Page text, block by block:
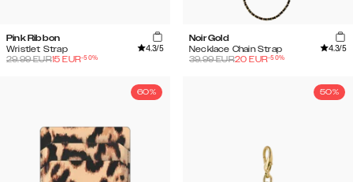
Pink Ribbon
Wristlet Strap
4.3/5
29.99EUR15 EUR-50%
Noir Gold
Necklace Chain Strap
4.3/5
39.99EUR20 EUR-50%
60% 50%